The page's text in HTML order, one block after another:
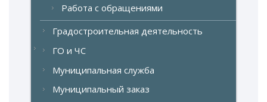
Работа с обращениями
Градостроительная деятельность
ГО и ЧС
Муниципальная служба
Муниципальный заказ